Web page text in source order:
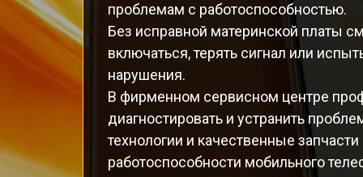
проблемам с работоспособностью.
Без исправной материнской платы
включаться, терять сигнал или
нарушения.
В фирменном сервисном центре
диагностировать и устранить
технологии и качественные
работоспособности мобильного